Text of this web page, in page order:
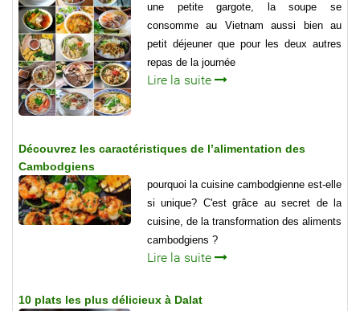
une petite gargote, la soupe se
consomme au Vietnam aussi bien au
petit déjeuner que pour les deux autres
repas de la journée
Lire la suite
Découvrez les caractéristiques de l’alimentation des
Cambodgiens
pourquoi la cuisine cambodgienne est-elle
si unique? C'est grâce au secret de la
cuisine, de la transformation des aliments
cambodgiens ?
Lire la suite
10 plats les plus délicieux à Dalat